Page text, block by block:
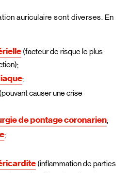
auriculaire sont diverses. En
(facteur de risque le plus
;
(pouvant causer une crise
de pontage coronarien;
;
(inflammation de parties